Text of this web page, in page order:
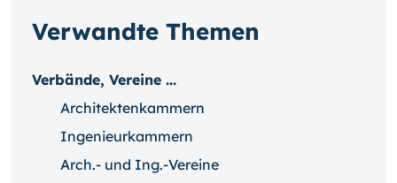
Verwandte Themen
Verbände, Vereine ...
Architektenkammern
Ingenieurkammern
Arch.- und Ing.-Vereine